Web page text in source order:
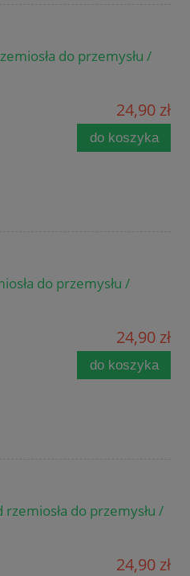
do przemysłu /
24,90 zł
do koszyka
do przemysłu /
24,90 zł
do koszyka
do przemysłu /
24,90 zł